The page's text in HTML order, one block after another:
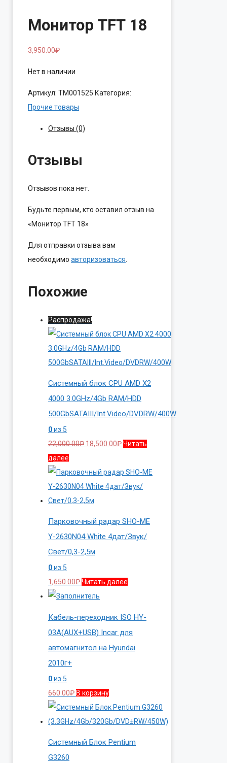
Монитор TFT 18
3,950.00₽
Нет в наличии
Артикул: ТМ001525 Категория:
Прочие товары
Отзывы (0)
Отзывы
Отзывов пока нет.
Будьте первым, кто оставил отзыв на
«Монитор TFT 18»
Для отправки отзыва вам
необходимо авторизоваться
Похожие
Распродажа!
Системный блок CPU AMD X2
4000 3.0GHz/4Gb RAM/HDD
500GbSATAIII/Int.Video/DVDRW/400W
0из 5
22,000.00₽ Первоначальная
составляла
22,000.00₽.
18,500.00₽Текущая
18,500.00₽.
Читать
далее
Парковочный радар SHO-ME
Y-2630N04 White 4дат/Звук/
Свет/0,3-2,5м
0из 5
1,650.00₽Читать далее
Кабель-переходник ISO HY-
03A(AUX+USB) Incar для
автомагнитол на Hyundai
2010г+
0из 5
660.00₽ В корзину
Системный Блок Pentium
G3260